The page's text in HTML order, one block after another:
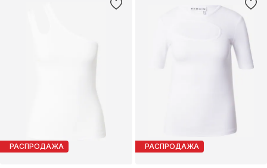
РАСПРОДАЖА РАСПРОДАЖА